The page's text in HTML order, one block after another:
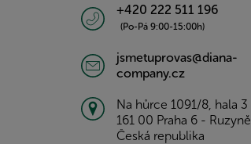
+420 222 511 196
(Po-Pá 9:00-15:00h)
jsmetuprovas@diana-
company.cz
Na hůrce 1091/8, hala 3
161 00 Praha 6 - Ruzyně
Česká republika